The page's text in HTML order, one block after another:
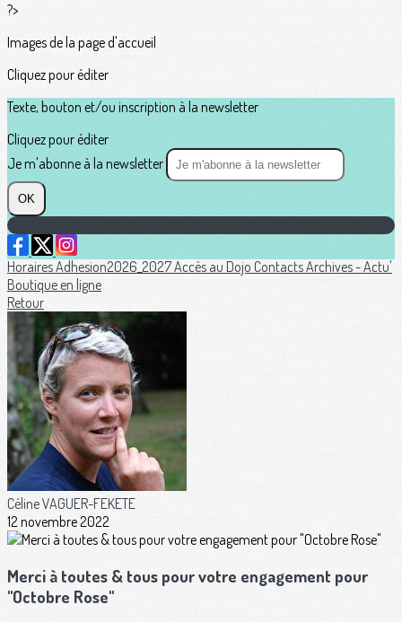
?>
Images de la page d'accueil
Cliquez pour éditer
Texte, bouton et/ou inscription à la newsletter
Cliquez pour éditer
Je m'abonne à la newsletter
OK
HorairesAdhesion2026_2027Accès au Dojo ContactsArchives - Actu'
Boutique en ligne
Retour
Céline VAGUER-FEKETE
12 novembre 2022
Merci à toutes & tous pour votre engagement pour
"Octobre Rose"